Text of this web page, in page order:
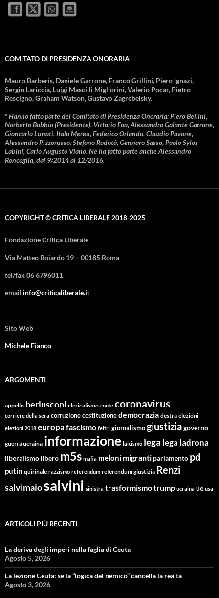
COMITATO DI PRESIDENZA ONORARIA
Mauro Barberis, Daniele Garrone, Franco Grillini, Piero Ignazi,
Sergio Lariccia, Luigi Mascilli Migliorini, Valerio Pocar, Pietro
Rescigno, Graham Watson, Gustavo Zagrebelsky.
* Hanno fatto parte del Comitato di Presidenza Onoraria: Piero Bellini,
Norberto Bobbio (Presidente), Vittorio Foa, Alessandro Galante Garrone,
Giancarlo Lunati, Italo Mereu, Federico Orlando, Claudio Pavone,
Alessandro Pizzorusso, Stefano Rodotà, Gennaro Sasso, Paolo Sylos
Labini, Carlo Augusto Viano. Ne ha fatto parte anche Alessandro
Roncaglia, dal 9/2014 al 12/2016.
COPYRIGHT © CRITICA LIBERALE 2018-2025
Fondazione Critica Liberale
Via Matteo Boiardo 19 – 00185 Roma
tel/fax 06 6796011
email info@criticaliberale.it
Sito Web
Michele Fianco
ARGOMENTI
appello berlusconi clericalismo conte coronavirus
corriere della sera corruzionecostituzionedemocrazia destra elezioni
elezioni 2018 europa fascismo feltri giornalismogiustiziagoverno
guerra ucraina informazione laicismo lega lega ladrona
liberalismo libero m5s mafia meloni migranti parlamento pd
putin quirinale razzismo referendum referendum giustizia Renzi
salvimaiosalvini sinistra trasformismotrump ucraina ue usa
ARTICOLI PIÙ RECENTI
La deriva degli imperi nella faglia di Ceuta
Agosto 5, 2026
La lezione Ceuta: se la “logica del nemico” cancella la realtà
Agosto 3, 2026